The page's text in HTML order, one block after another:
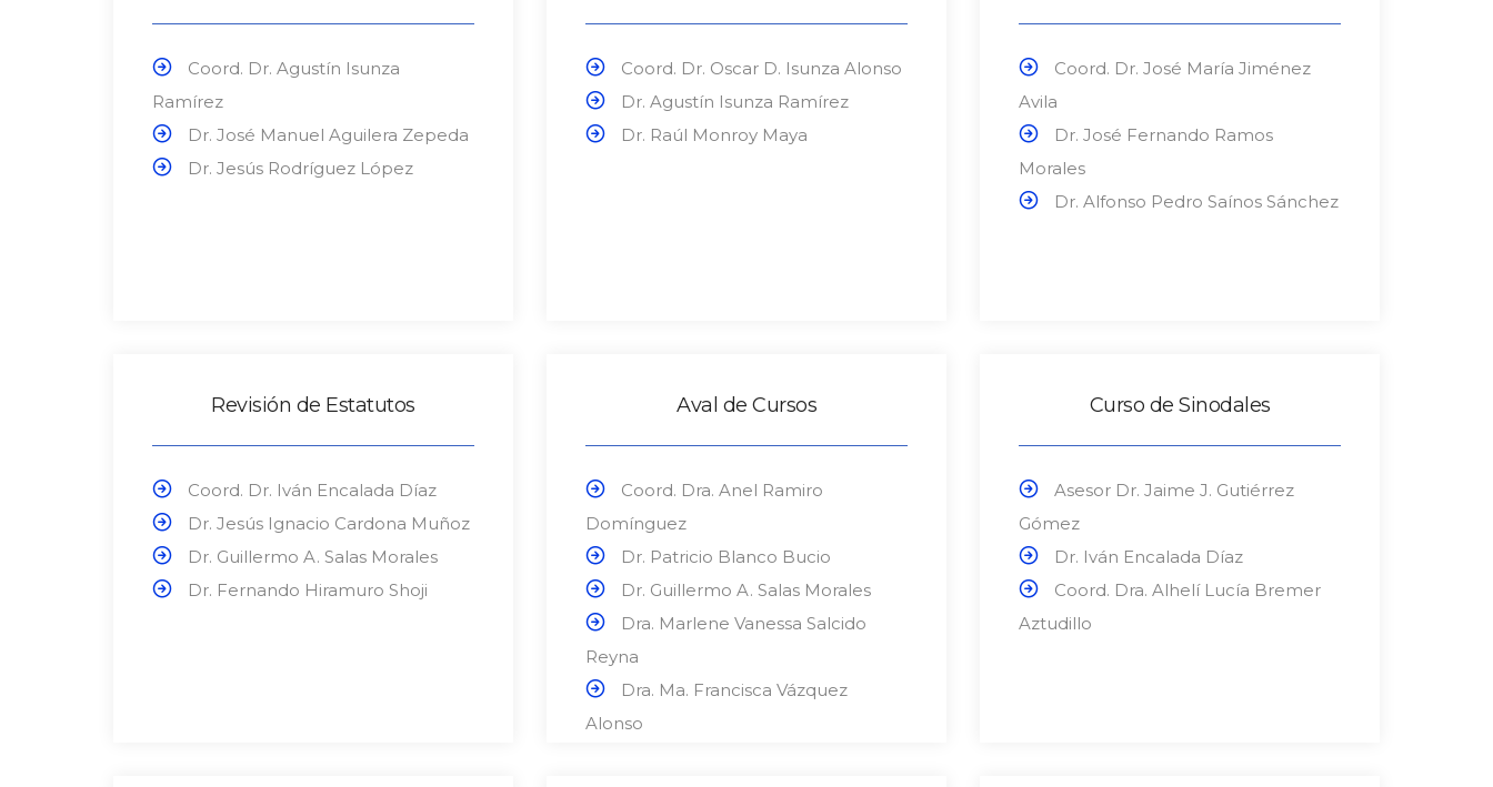
Coord. Dr. Agustín Isunza
Ramírez
Dr. José Manuel Aguilera Zepeda
Dr. Jesús Rodríguez López
Coord. Dr. Oscar D. Isunza Alonso
Dr. Agustín Isunza Ramírez
Dr. Raúl Monroy Maya
Coord. Dr. José María Jiménez
Avila
Dr. José Fernando Ramos
Morales
Dr. Alfonso Pedro Saínos Sánchez
Revisión de Estatutos
Coord. Dr. Iván Encalada Díaz
Dr. Jesús Ignacio Cardona Muñoz
Dr. Guillermo A. Salas Morales
Dr. Fernando Hiramuro Shoji
Aval de Cursos
Coord. Dra. Anel Ramiro
Domínguez
Dr. Patricio Blanco Bucio
Dr. Guillermo A. Salas Morales
Dra. Marlene Vanessa Salcido
Reyna
Dra. Ma. Francisca Vázquez
Alonso
Curso de Sinodales
Asesor Dr. Jaime J. Gutiérrez
Gómez
Dr. Iván Encalada Díaz
Coord. Dra. Alhelí Lucía Bremer
Aztudillo